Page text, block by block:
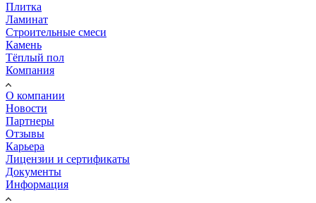
Плитка
Ламинат
Строительные смеси
Камень
Тёплый пол
Компания
О компании
Новости
Партнеры
Отзывы
Карьера
Лицензии и сертификаты
Документы
Информация